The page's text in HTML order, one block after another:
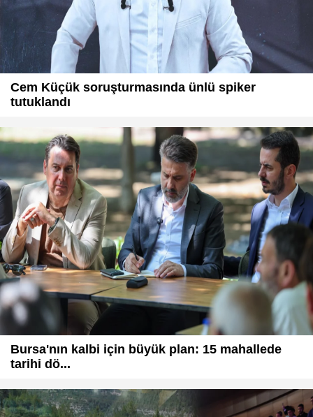
Cem Küçük soruşturmasında ünlü spiker
tutuklandı
Bursa'nın kalbi için büyük plan: 15 mahallede
tarihi dö...